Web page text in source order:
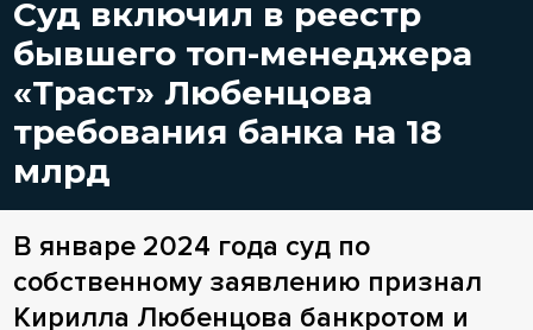
Суд включил в реестр
бывшего топ-менеджера
«Траст» Любенцова
требования банка на 18
млрд
В январе 2024 года суд по
собственному заявлению признал
Кирилла Любенцова банкротом и